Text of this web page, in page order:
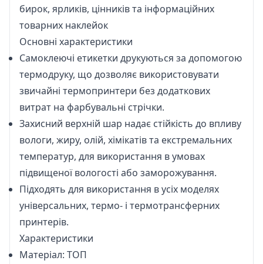
бирок, ярликів, цінників та інформаційних
товарних наклейок
Основні характеристики
Самоклеючі етикетки друкуються за допомогою
термодруку, що дозволяє використовувати
звичайні термопринтери без додаткових
витрат на фарбувальні стрічки.
Захисний верхній шар надає стійкість до впливу
вологи, жиру, олій, хімікатів та екстремальних
температур, для використання в умовах
підвищеної вологості або заморожування.
Підходять для використання в усіх моделях
універсальних, термо- і термотрансферних
принтерів.
Характеристики
Матеріал: ТОП